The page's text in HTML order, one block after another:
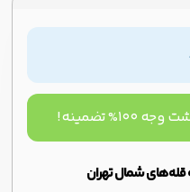
تضمینه!
قله‌های شمال تهران